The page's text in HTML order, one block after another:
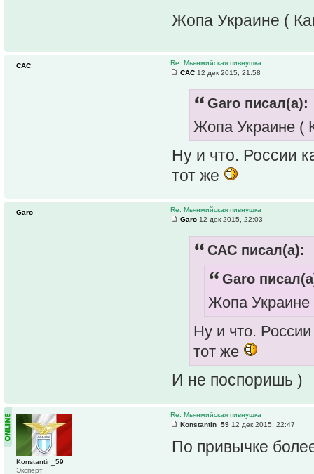
Жопа Украине (
Re: Мьянмийская пивнушка
САС 12 дек 2015, 21:58
Garo писал(а):
Жопа Украине (
Ну и что. России
тот же
САС
Re: Мьянмийская пивнушка
Garo 12 дек 2015, 22:03
САС писал(а):
Garo
Жопа Украине
Ну и что. России
тот же
И не поспоришь )
Garo
Re: Мьянмийская пивнушка
Konstantin_59 12 дек 2015, 22:47
По привычке
Konstantin_59
Эксперт